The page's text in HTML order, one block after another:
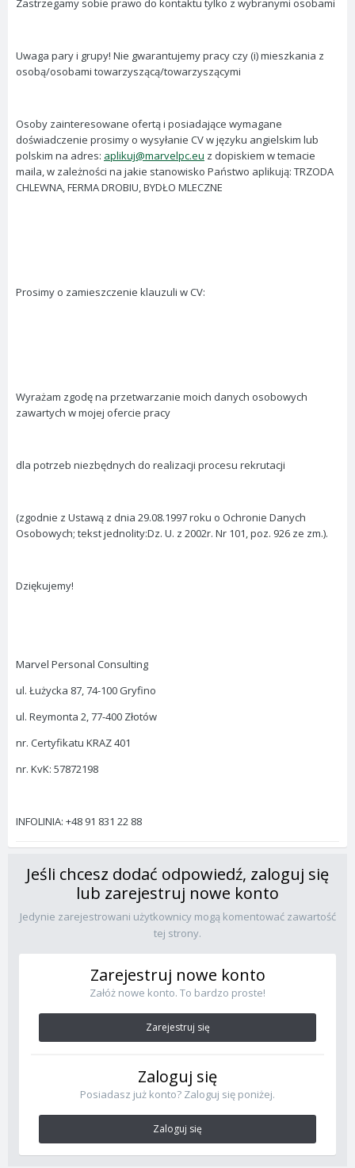
Zastrzegamy sobie prawo do kontaktu tylko z wybranymi osobami
Uwaga pary i grupy! Nie gwarantujemy pracy czy (i) mieszkania z
osobą/osobami towarzyszącą/towarzyszącymi
Osoby zainteresowane ofertą i posiadające wymagane
doświadczenie prosimy o wysyłanie CV w języku angielskim lub
polskim na adres: aplikuj@marvelpc.eu z dopiskiem w temacie
maila, w zależności na jakie stanowisko Państwo aplikują: TRZODA
CHLEWNA, FERMA DROBIU, BYDŁO MLECZNE
Prosimy o zamieszczenie klauzuli w CV:
Wyrażam zgodę na przetwarzanie moich danych osobowych
zawartych w mojej ofercie pracy
dla potrzeb niezbędnych do realizacji procesu rekrutacji
(zgodnie z Ustawą z dnia 29.08.1997 roku o Ochronie Danych
Osobowych; tekst jednolity:Dz. U. z 2002r. Nr 101, poz. 926 ze zm.).
Dziękujemy!
Marvel Personal Consulting
ul. Łużycka 87, 74-100 Gryfino
ul. Reymonta 2, 77-400 Złotów
nr. Certyfikatu KRAZ 401
nr. KvK: 57872198
INFOLINIA: +48 91 831 22 88
Jeśli chcesz dodać odpowiedź, zaloguj się
lub zarejestruj nowe konto
Jedynie zarejestrowani użytkownicy mogą komentować zawartość
tej strony.
Zarejestruj nowe konto
Załóż nowe konto. To bardzo proste!
Zarejestruj się
Zaloguj się
Posiadasz już konto? Zaloguj się poniżej.
Zaloguj się